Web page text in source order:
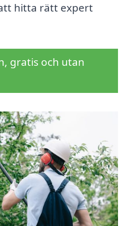
hitta rätt expert
gratis och utan